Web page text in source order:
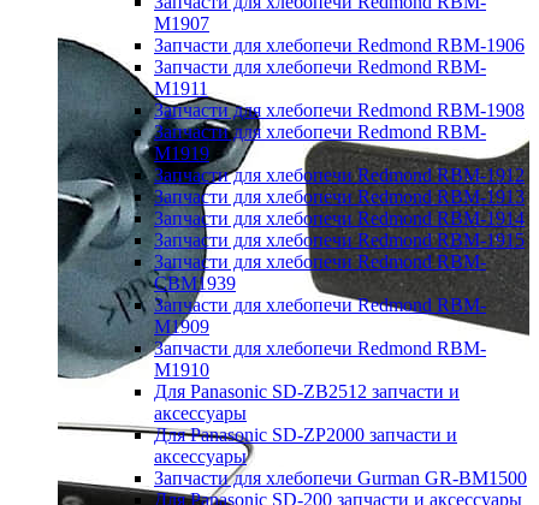
M1907
Запчасти для хлебопечи Redmond RBM-1906
Запчасти для хлебопечи Redmond RBM-
M1911
Запчасти для хлебопечи Redmond RBM-1908
Запчасти для хлебопечи Redmond RBM-
M1919
Запчасти для хлебопечи Redmond RBM-1912
Запчасти для хлебопечи Redmond RBM-1913
Запчасти для хлебопечи Redmond RBM-1914
Запчасти для хлебопечи Redmond RBM-1915
Запчасти для хлебопечи Redmond RBM-
CBM1939
Запчасти для хлебопечи Redmond RBM-
M1909
Запчасти для хлебопечи Redmond RBM-
M1910
Для Panasonic SD-ZB2512 запчасти и
аксессуары
Для Panasonic SD-ZP2000 запчасти и
аксессуары
Запчасти для хлебопечи Gurman GR-BM1500
Для Panasonic SD-200 запчасти и аксессуары